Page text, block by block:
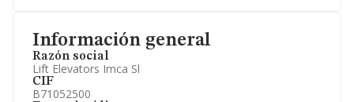
Información general
Razón social
Lift Elevators Imca Sl
CIF
B71052500